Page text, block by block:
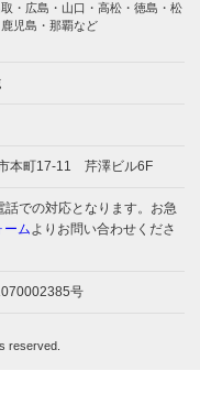
・広島・山口・高松・徳島・松
児島・那覇など
本町17-11 芹澤ビル6F
での対応となります。お急
ーム よりお問い合わせくださ
号
reserved.